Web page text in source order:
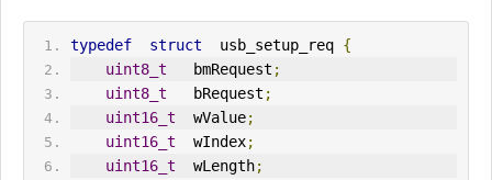
typedef struct
  usb_setup_req
{
uint8_t
   bm
Request ;
uint8_t
   b
Request ;
uint16_t
  wValue
;
uint16_t
  wIndex
;
uint16_t
  wLength
;